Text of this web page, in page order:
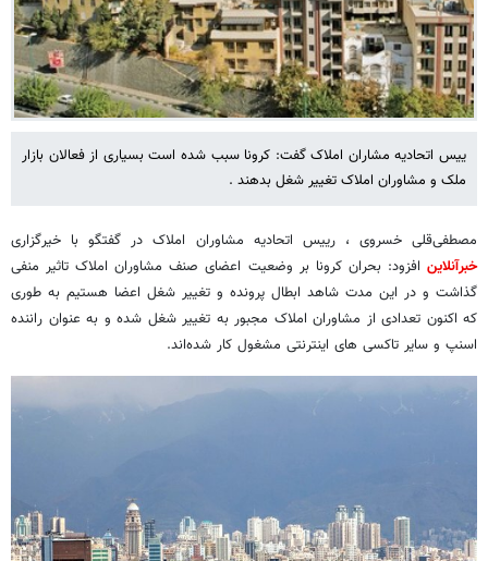
ییس اتحادیه مشاران املاک گفت: کرونا سبب شده است بسیاری از فعالان بازار
ملک و مشاوران املاک تغییر شغل بدهند .
مصطفی‌قلی خسروی ، رییس اتحادیه مشاوران املاک در گفتگو با خیرگزاری
خبرآنلاین افزود: بحران کرونا بر وضعیت اعضای صنف مشاوران املاک تاثیر منفی
گذاشت و در این مدت شاهد ابطال پرونده و تغییر شغل اعضا هستیم به طوری
که اکنون تعدادی از مشاوران املاک مجبور به تغییر شغل شده و به عنوان راننده
اسنپ و سایر تاکسی های اینترنتی مشغول کار شده‌اند.